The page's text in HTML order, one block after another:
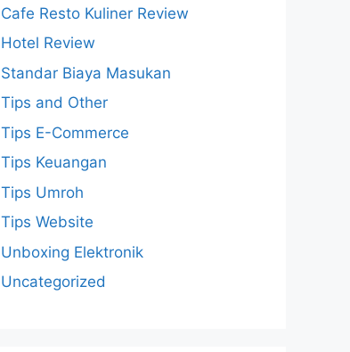
Cafe Resto Kuliner Review
Hotel Review
Standar Biaya Masukan
Tips and Other
Tips E-Commerce
Tips Keuangan
Tips Umroh
Tips Website
Unboxing Elektronik
Uncategorized